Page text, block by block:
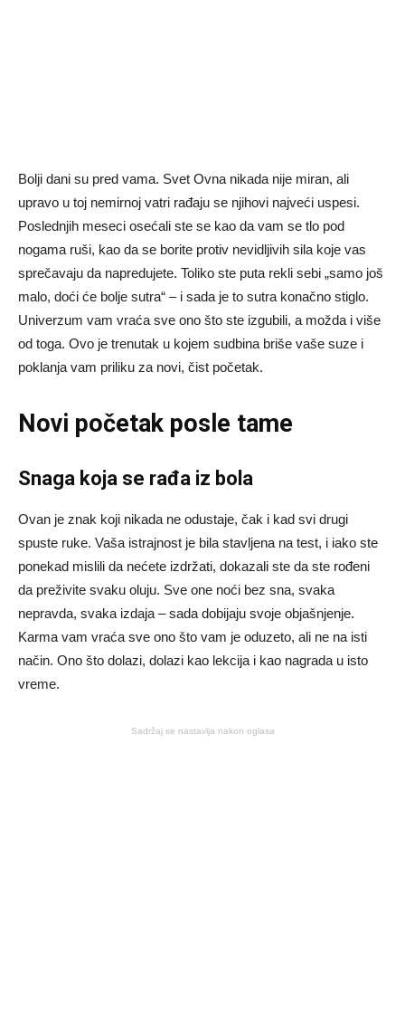
Bolji dani su pred vama. Svet Ovna nikada nije miran, ali
upravo u toj nemirnoj vatri rađaju se njihovi najveći uspesi.
Poslednjih meseci osećali ste se kao da vam se tlo pod
nogama ruši, kao da se borite protiv nevidljivih sila koje vas
sprečavaju da napredujete. Toliko ste puta rekli sebi „samo još
malo, doći će bolje sutra“ – i sada je to sutra konačno stiglo.
Univerzum vam vraća sve ono što ste izgubili, a možda i više
od toga. Ovo je trenutak u kojem sudbina briše vaše suze i
poklanja vam priliku za novi, čist početak.
Novi početak posle tame
Snaga koja se rađa iz bola
Ovan je znak koji nikada ne odustaje, čak i kad svi drugi
spuste ruke. Vaša istrajnost je bila stavljena na test, i iako ste
ponekad mislili da nećete izdržati, dokazali ste da ste rođeni
da preživite svaku oluju. Sve one noći bez sna, svaka
nepravda, svaka izdaja – sada dobijaju svoje objašnjenje.
Karma vam vraća sve ono što vam je oduzeto, ali ne na isti
način. Ono što dolazi, dolazi kao lekcija i kao nagrada u isto
vreme.
Sadržaj se nastavlja nakon oglasa